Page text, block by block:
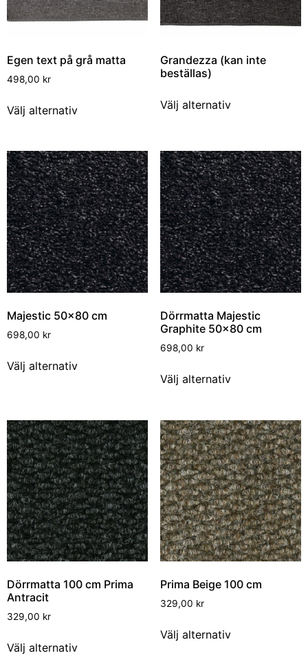
Egen text på grå matta
498,00 kr
Välj alternativ
Grandezza (kan inte
beställas)
Välj alternativ
Majestic 50×80 cm
698,00 kr
Välj alternativ
Dörrmatta Majestic
Graphite 50×80 cm
698,00 kr
Välj alternativ
Dörrmatta 100 cm Prima
Antracit
329,00 kr
Välj alternativ
Prima Beige 100 cm
329,00 kr
Välj alternativ